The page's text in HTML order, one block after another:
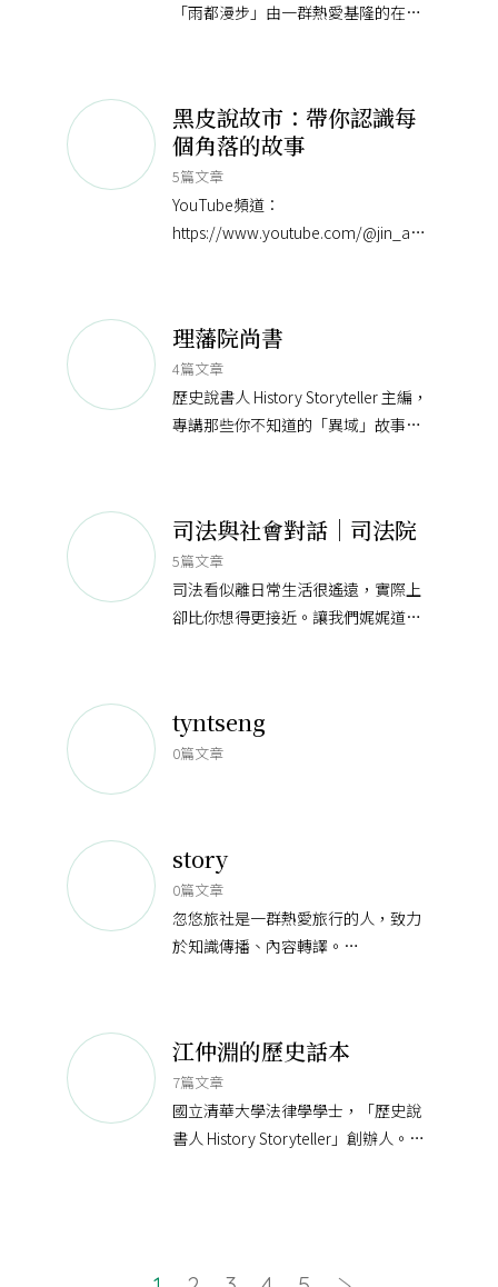
「雨都漫步」由一群熱愛基隆的在地
隆地方學，並將文化遺
黑皮說故市：帶你認識每
個角落的故事
5篇文章
YouTube頻道：
https://www.youtube.com/@jin_an0528
理藩院尚書
4篇文章
歷史說書人 History Storyteller 主編，
專講那些你不知道的「異域」故事，
司法與社會對話｜司法院
5篇文章
司法看似離日常生活很遙遠，實際上
卻比你想得更接近。讓我們娓娓道來
tyntseng
0篇文章
story
0篇文章
忽悠旅社是一群熱愛旅行的人，致力
於知識傳播、內容轉譯。
度議題，幫助旅人掌
江仲淵的歷史話本
7篇文章
國立清華大學法律學學士，「歷史說
書人 History Storyteller」創辦人。